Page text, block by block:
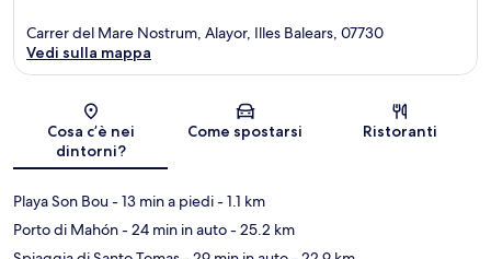
Mappa
Carrer del Mare Nostrum, Alayor, Illes Balears, 07730
Vedi sulla mappa
Cosa c’è nei
dintorni?
Come spostarsi Ristoranti
Playa Son Bou- 13 min a piedi- 1.1 km
Porto di Mahón- 24 min in auto- 25.2 km